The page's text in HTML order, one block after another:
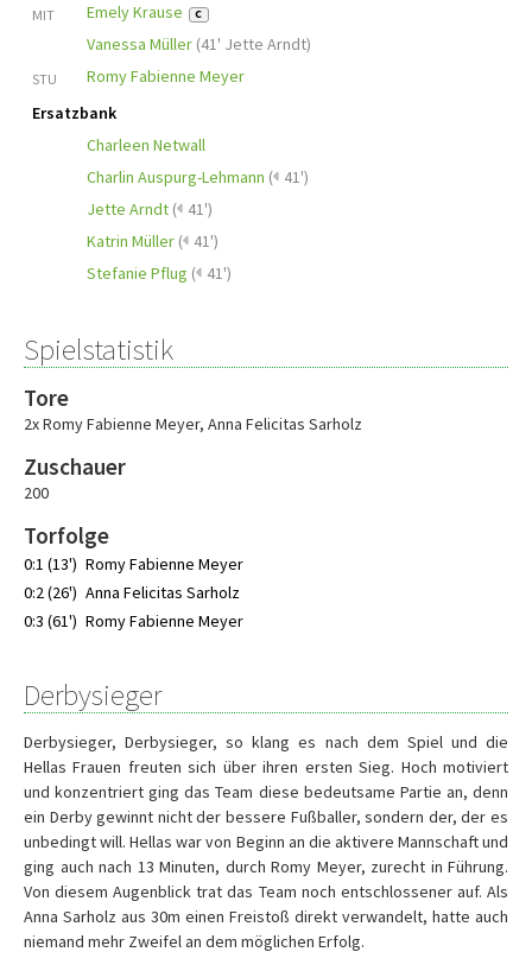
MIT Emely Krause C
Vanessa Müller (41' Jette Arndt)
STU
Romy Fabienne Meyer
Ersatzbank
Charleen Netwall
Charlin Auspurg-Lehmann ( 41')
Jette Arndt ( 41')
Katrin Müller ( 41')
Stefanie Pflug ( 41')
Spielstatistik
Tore
2x Romy Fabienne Meyer, Anna Felicitas Sarholz
Zuschauer
200
Torfolge
0:1 (13') Romy Fabienne Meyer
0:2 (26') Anna Felicitas Sarholz
0:3 (61') Romy Fabienne Meyer
Derbysieger
Derbysieger, Derbysieger, so klang es nach dem Spiel und die
Hellas Frauen freuten sich über ihren ersten Sieg. Hoch motiviert
und konzentriert ging das Team diese bedeutsame Partie an, denn
ein Derby gewinnt nicht der bessere Fußballer, sondern der, der es
unbedingt will. Hellas war von Beginn an die aktivere Mannschaft und
ging auch nach 13 Minuten, durch Romy Meyer, zurecht in Führung.
Von diesem Augenblick trat das Team noch entschlossener auf. Als
Anna Sarholz aus 30m einen Freistoß direkt verwandelt, hatte auch
niemand mehr Zweifel an dem möglichen Erfolg.